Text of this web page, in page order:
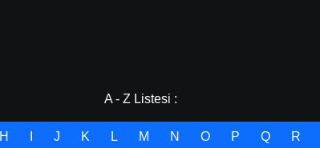
Bölüm No: 36
A - Z Listesi :
H J K L M N O P Q R